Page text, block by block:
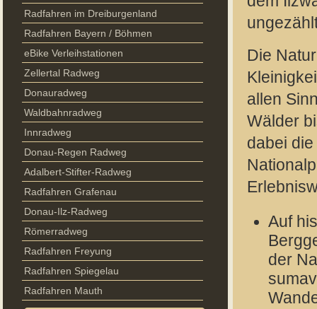
Radfahren im Dreiburgenland
Radfahren Bayern / Böhmen
eBike Verleihstationen
Zellertal Radweg
Donauradweg
Waldbahnradweg
Innradweg
Donau-Regen Radweg
Adalbert-Stifter-Radweg
Radfahren Grafenau
Donau-Ilz-Radweg
Römerradweg
Radfahren Freyung
Radfahren Spiegelau
Radfahren Mauth
Die
allen
Wälder
dabei
Auf
der